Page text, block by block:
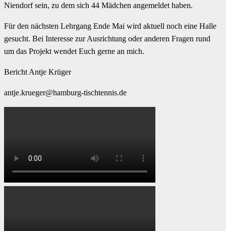
Niendorf sein, zu dem sich 44 Mädchen angemeldet haben.
Für den nächsten Lehrgang Ende Mai wird aktuell noch eine Halle
gesucht. Bei Interesse zur Ausrichtung oder anderen Fragen rund
um das Projekt wendet Euch gerne an mich.
Bericht Antje Krüger
antje.krueger@hamburg-tischtennis.de